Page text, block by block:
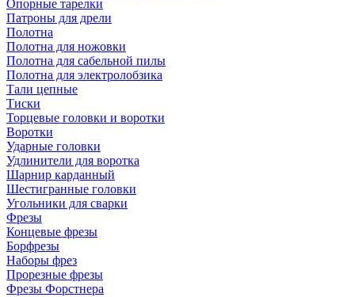
Опорные тарелки
Патроны для дрели
Полотна
Полотна для ножовки
Полотна для сабельной пилы
Полотна для электролобзика
Тали цепные
Тиски
Торцевые головки и воротки
Воротки
Ударные головки
Удлинители для воротка
Шарнир карданный
Шестигранные головки
Угольники для сварки
Фрезы
Концевые фрезы
Борфрезы
Наборы фрез
Прорезные фрезы
Фрезы Форстнера